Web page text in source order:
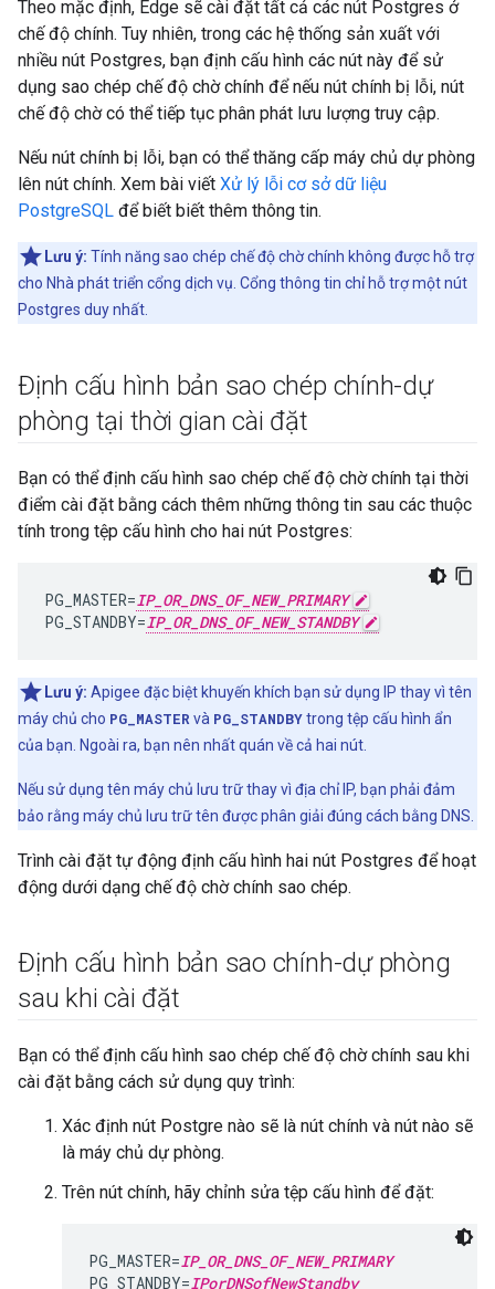
Theo mặc định, Edge sẽ cài đặt tất cả các nút Postgres ở
chế độ chính. Tuy nhiên, trong các hệ thống sản xuất với
nhiều nút Postgres, bạn định cấu hình các nút này để sử
dụng sao chép chế độ chờ chính để nếu nút chính bị lỗi, nút
chế độ chờ có thể tiếp tục phân phát lưu lượng truy cập.
Nếu nút chính bị lỗi, bạn có thể thăng cấp máy chủ dự phòng
lên nút chính. Xem bài viết Xử lý lỗi cơ sở dữ liệu
PostgreSQL để biết biết thêm thông tin.
Lưu ý: Tính năng sao chép chế độ chờ chính không được hỗ trợ
cho Nhà phát triển cổng dịch vụ. Cổng thông tin chỉ hỗ trợ một nút
Postgres duy nhất.
Định cấu hình bản sao chép chính-dự
phòng tại thời gian cài đặt
Bạn có thể định cấu hình sao chép chế độ chờ chính tại thời
điểm cài đặt bằng cách thêm những thông tin sau các thuộc
tính trong tệp cấu hình cho hai nút Postgres:
PG_MASTER=IP_OR_DNS_OF_NEW_PRIMARY
PG_STANDBY=IP_OR_DNS_OF_NEW_STANDBY
Lưu ý: Apigee đặc biệt khuyến khích bạn sử dụng IP thay vì tên
máy chủ cho PG_MASTER và PG_STANDBYtrong tệp cấu hình ẩn
của bạn. Ngoài ra, bạn nên nhất quán về cả hai nút.
Nếu sử dụng tên máy chủ lưu trữ thay vì địa chỉ IP, bạn phải đảm
bảo rằng máy chủ lưu trữ tên được phân giải đúng cách bằng DNS.
Trình cài đặt tự động định cấu hình hai nút Postgres để hoạt
động dưới dạng chế độ chờ chính sao chép.
Định cấu hình bản sao chính-dự phòng
sau khi cài đặt
Bạn có thể định cấu hình sao chép chế độ chờ chính sau khi
cài đặt bằng cách sử dụng quy trình:
Xác định nút Postgre nào sẽ là nút chính và nút nào sẽ
là máy chủ dự phòng.
Trên nút chính, hãy chỉnh sửa tệp cấu hình để đặt:
PG_MASTER=IP_OR_DNS_OF_NEW_PRIMARY
PG_STANDBY=IPorDNSofNewStandby